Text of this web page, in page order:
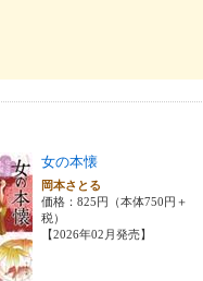
女の本懐
岡本さとる
価格：825円（本体750円＋
税）
【2026年02月発売】